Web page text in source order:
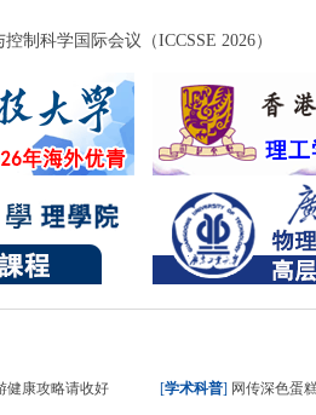
制科学国际会议（ICCSSE 2026）
健康攻略请收好 [学术科普] 网传深色蛋糕“